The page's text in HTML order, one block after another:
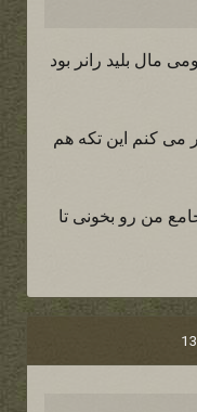
مال بلید رانر بود
می کنم این تکه هم
من رو بخونی تا